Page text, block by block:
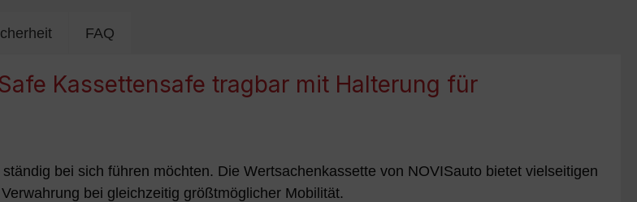
FAQ
Kassettensafe tragbar mit Halterung für
bei sich führen möchten. Die Wertsachenkassette von NOVISauto bietet vielseitigen
bei gleichzeitig größtmöglicher Mobilität.